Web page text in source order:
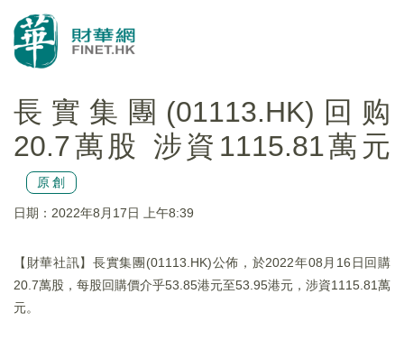
長實集團(01113.HK)回购
20.7萬股 涉資1115.81萬元
原創
日期：2022年8月17日 上午8:39
【財華社訊】長實集團(01113.HK)公佈，於2022年08月16日回購
20.7萬股，每股回購價介乎53.85港元至53.95港元，涉資1115.81萬
元。